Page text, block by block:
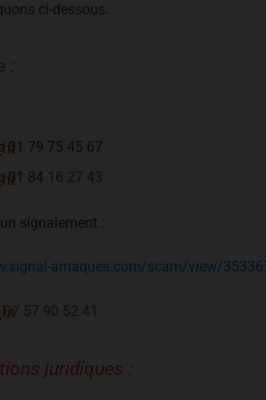
ci-dessous.
:
01 79 75 45 67
01 84
signalement :
arnaques.com/scam/view/
07 57 90 52 41
juridiques :